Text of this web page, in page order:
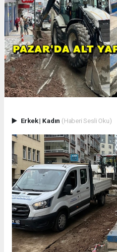
Erkek| Kadın (Haberi Sesli Oku)